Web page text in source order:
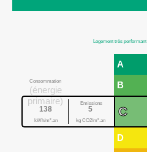
Logement très performant
A
B
Consommation
(énergie
primaire)
Emissions
138
kWh/m².an
5
kg CO2/m².an
C
D